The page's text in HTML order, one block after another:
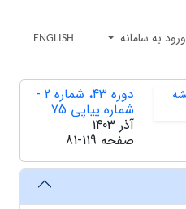
ورود به سامانه ENGLISH
دوره 43، شماره 2 -
شماره پیاپی 75
آذر 1403
صفحه 81-119